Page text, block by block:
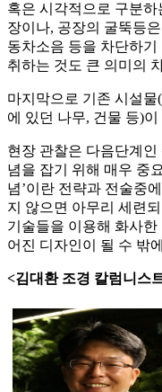
혹은 시각적으로 구분하
장이나, 공장의 굴뚝등
동차소음 등을 차단하
취하는 것도 큰 의미의
마지막으로 기존 시설
에 있던 나무, 건물 등)
현장 관찰은 다음단계
념을 잡기 위해 매우 중
념’이란 전략과 전술중
지 않으면 아무리 세련
기술들을 이용해 화사
어진 디자인이 될 수 밖
<김대환 조경 칼럼니스